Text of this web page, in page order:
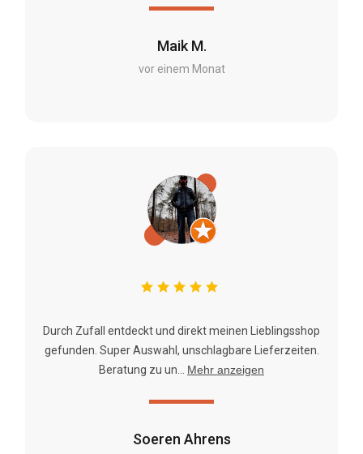
Maik M.
vor einem Monat
Soeren Ahrens
Durch Zufall entdeckt und direkt meinen Lieblingsshop
gefunden. Super Auswahl, unschlagbare Lieferzeiten.
Beratung zu un...
Mehr anzeigen